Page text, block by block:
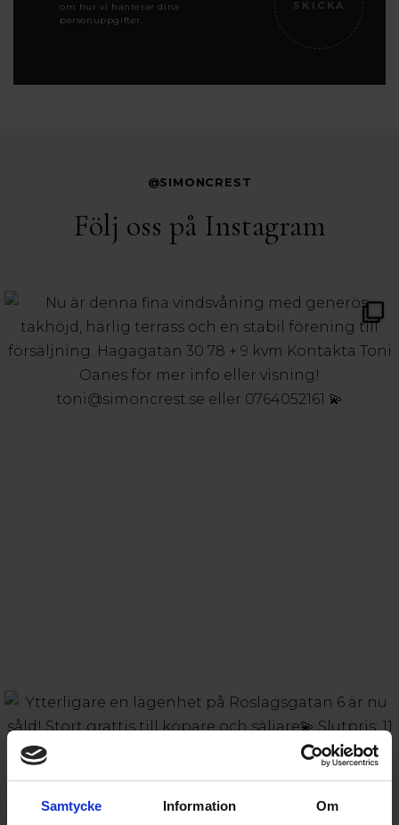
Samtycke Information Om
om hur vi hanterar dina
personuppgifter.
@SIMONCREST
Följ oss på Instagram